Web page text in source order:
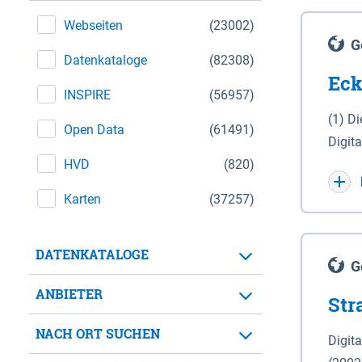
(23002)
Webseiten
(82308)
Datenkataloge
(56957)
INSPIRE
(61491)
Open Data
(820)
HVD
(37257)
Karten
DATENKATALOGE
ANBIETER
NACH ORT SUCHEN
(1)
WGS
für
der in